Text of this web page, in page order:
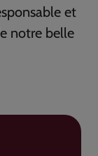
et
notre belle